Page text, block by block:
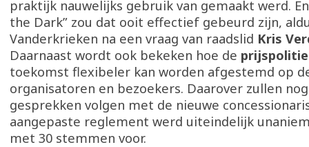
praktijk nauwelijks gebruik van gemaakt werd.
the Dark” zou dat ooit effectief gebeurd zijn,
Vanderkrieken na een vraag van raadslid Kris
Daarnaast wordt ook bekeken hoe de
toekomst flexibeler kan worden afgestemd op
organisatoren en bezoekers. Daarover zullen
gesprekken volgen met de nieuwe
aangepaste reglement werd uiteindelijk
met 30 stemmen voor.